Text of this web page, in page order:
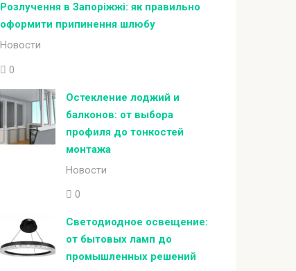
Розлучення в Запоріжжі: як правильно
оформити припинення шлюбу
Новости
0
Остекление лоджий и
балконов: от выбора
профиля до тонкостей
монтажа
Новости
0
Светодиодное освещение:
от бытовых ламп до
промышленных решений